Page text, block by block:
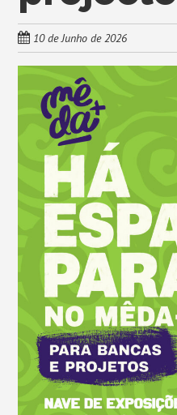
10 de Junho de 2026